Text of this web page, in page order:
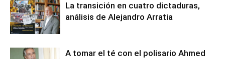
La transición en cuatro dictaduras,
análisis de Alejandro Arratia
A tomar el té con el polisario Ahmed